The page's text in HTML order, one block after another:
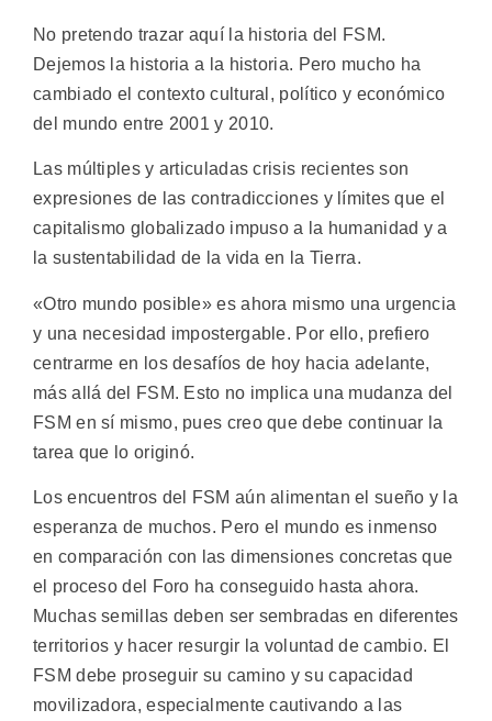
No pretendo trazar aquí la historia del FSM.
Dejemos la historia a la historia. Pero mucho ha
cambiado el contexto cultural, político y económico
del mundo entre 2001 y 2010.
Las múltiples y articuladas crisis recientes son
expresiones de las contradicciones y límites que el
capitalismo globalizado impuso a la humanidad y a
la sustentabilidad de la vida en la Tierra.
«Otro mundo posible» es ahora mismo una urgencia
y una necesidad impostergable. Por ello, prefiero
centrarme en los desafíos de hoy hacia adelante,
más allá del FSM. Esto no implica una mudanza del
FSM en sí mismo, pues creo que debe continuar la
tarea que lo originó.
Los encuentros del FSM aún alimentan el sueño y la
esperanza de muchos. Pero el mundo es inmenso
en comparación con las dimensiones concretas que
el proceso del Foro ha conseguido hasta ahora.
Muchas semillas deben ser sembradas en diferentes
territorios y hacer resurgir la voluntad de cambio. El
FSM debe proseguir su camino y su capacidad
movilizadora, especialmente cautivando a las